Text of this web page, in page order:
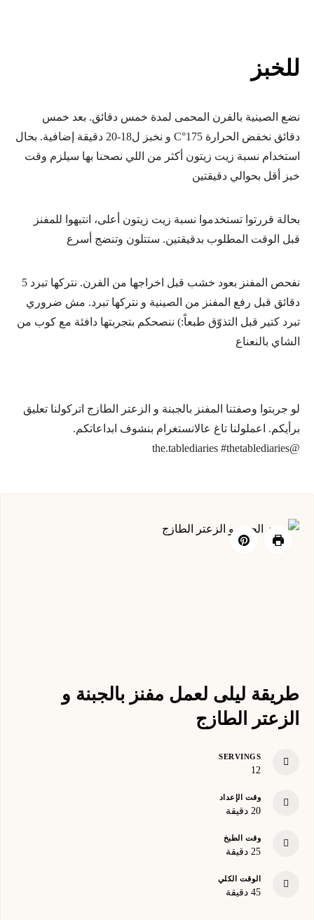
للخبز
نضع الصينية بالفرن المحمى لمدة خمس دقائق. بعد خمس
دقائق نخفض الحرارة 175°C و نخبز ل18-20 دقيقة إضافية. بحال
استخدام نسبة زيت زيتون أكثر من اللي نصحنا بها سيلزم وقت
خبز أقل بحوالي دقيقتين
بحالة قررتوا تستخدموا نسبة زيت زيتون أعلى، انتبهوا للمفنز
قبل الوقت المطلوب بدقيقتين. ستتلون وتنضج أسرع
نفحص المفنز بعود خشب قبل اخراجها من الفرن. نتركها تبرد 5
دقائق قبل رفع المفنز من الصينية و نتركها تبرد. مش ضروري
تبرد كتير قبل التذوّق طبعاً:) ننصحكم بتجربتها دافئة مع كوب من
الشاي بالنعناع
لو جربتوا وصفتنا المفنز بالجبنة و الزعتر الطازج اتركولنا تعليق
برأيكم. اعملولنا تاغ عالانستغرام بنشوف ابداعاتكم.
@the.tablediaries #thetablediaries
طريقة ليلى لعمل مفنز بالجبنة و
الزعتر الطازج
SERVINGS
12
وقت الإعداد
20
minutes
دقيقة
وقت الطبخ
25
minutes
دقيقة
الوقت الكلي
45
minutes
دقيقة